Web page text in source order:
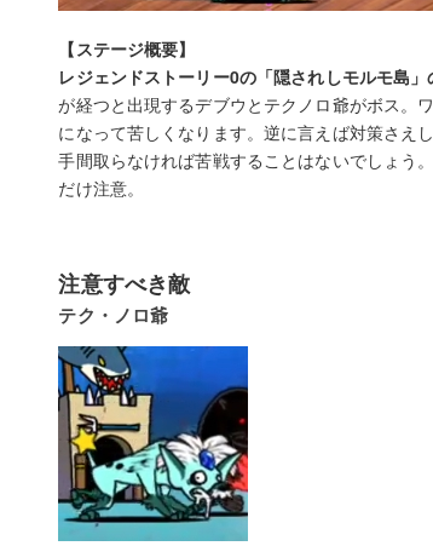
【ステージ概要】
レジェンドストーリー0の「隠されしモルモ島」
が経つと出現するデブウとテクノロ爺がボス。
になって苦しくなります。逆に言えば対策さえ
手間取らなければ苦戦することはないでしょう
だけ注意。
注意すべき敵
テク・ノロ爺